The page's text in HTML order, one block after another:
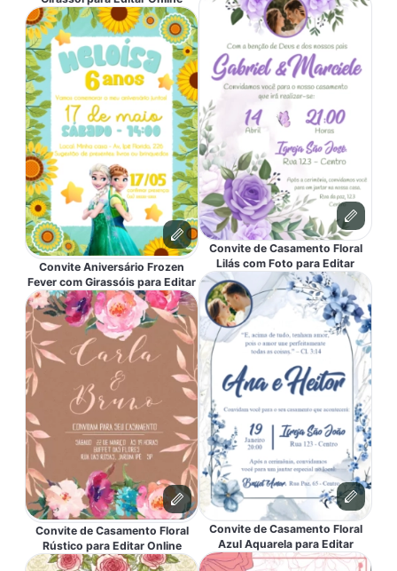
Convite Aniversário Frozen
Fever com Girassóis para Editar
Convite de Casamento Floral
Rústico para Editar Online
Convite de Casamento Floral
Lilás com Foto para Editar
Convite de Casamento Floral
Azul Aquarela para Editar